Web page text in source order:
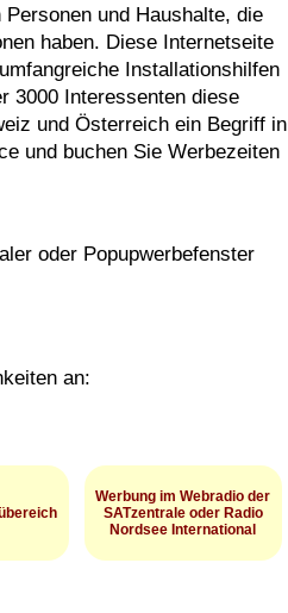
und Haushalte, die
haben. Diese Internetseite
Installationshilfen
3000 Interessenten diese
und Österreich ein Begriff in
und buchen Sie Werbezeiten
oder Popupwerbefenster
an:
Werbung im Webradio der
SATzentrale oder Radio
Nordsee International